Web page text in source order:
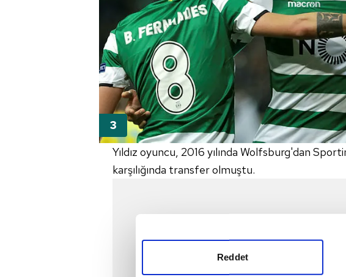
Reddet
Yıldız oyuncu, 2016 yılında Wolfsburg'dan
karşılığında transfer olmuştu.